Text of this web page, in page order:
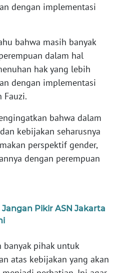
dengan implementasi
bahwa masih banyak
dalam hal
hak yang lebih
dengan implementasi
Fauzi.
bahwa dalam
kebijakan seharusnya
perspektif gender,
dengan perempuan
Pikir ASN Jakarta
pihak untuk
atas kebijakan yang akan